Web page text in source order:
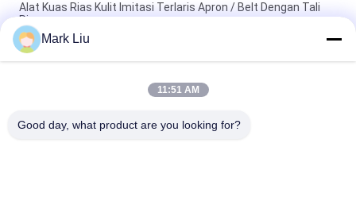
Alat Kuas Rias Kulit Imitasi Terlaris Apron / Belt Dengan Tali
Ringan
PU Pensil Kasus Pouch Gelombang Stripe Zipper Penutupan
Travel Tas Kosmetik Makeup Lucu Pena Alat Tulis
Kuas Makeup profesional Roll Pouch Perlengkapan Mandi Pen
Mark Liu
11:51 AM
Good day, what product are you looking for?